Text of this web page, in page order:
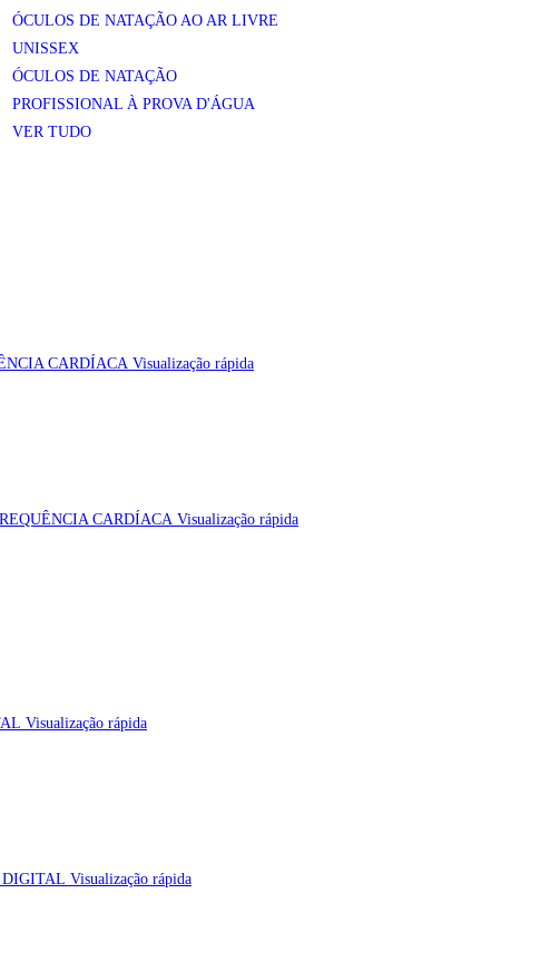
ÓCULOS DE NATAÇÃO AO AR LIVRE
UNISSEX
ÓCULOS DE NATAÇÃO
PROFISSIONAL À PROVA D'ÁGUA
VER TUDO
Visualização rápida
Visualização rápida
Visualização rápida
Visualização rápida